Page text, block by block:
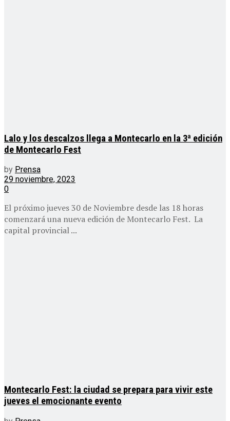
Lalo y los descalzos llega a Montecarlo en la 3ª edición
de Montecarlo Fest
by Prensa
29 noviembre, 2023
0
El próximo jueves 30 de Noviembre desde las 18 horas
comenzará una nueva edición de Montecarlo Fest. La
capital provincial ...
Montecarlo Fest: la ciudad se prepara para vivir este
jueves el emocionante evento